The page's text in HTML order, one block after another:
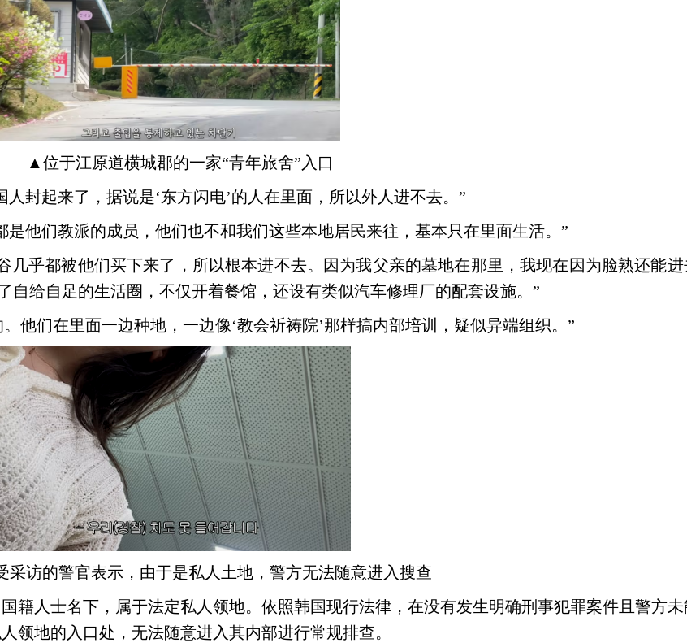
▲ 位于江原道横城郡的一家“青年旅舍”入口
人封起来了，据说是‘东方闪电’的人在里面，所以外人进不去。”
是他们教派的成员，他们也不和我们这些本地居民来往，基本只在里面生活。”
几乎都被他们买下来了，所以根本进不去。因为我父亲的墓地在那里，我现在因为脸熟还能
自给自足的生活圈，不仅开着餐馆，还设有类似汽车修理厂的配套设施。”
他们在里面一边种地，一边像‘教会祈祷院’那样搞内部培训，疑似异端组织。”
采访的警官表示，由于是私人土地，警方无法随意进入搜查
籍人士名下，属于法定私人领地。依照韩国现行法律，在没有发生明确刑事犯罪案件且警方
领地的入口处，无法随意进入其内部进行常规排查。